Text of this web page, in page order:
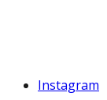
Instagram